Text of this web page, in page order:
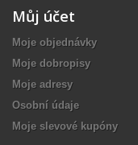
Můj účet
Moje objednávky
Moje dobropisy
Moje adresy
Osobní údaje
Moje slevové kupóny